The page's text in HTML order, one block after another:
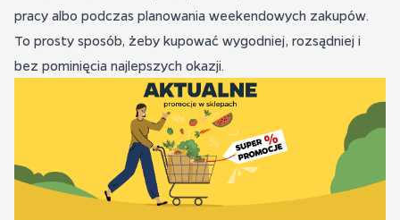
pracy albo podczas planowania weekendowych zakupów.
To prosty sposób, żeby kupować wygodniej, rozsądniej i
bez pominięcia najlepszych okazji.